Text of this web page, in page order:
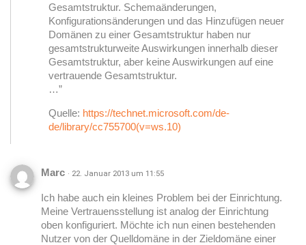
Gesamtstruktur. Schemaänderungen,
Konfigurationsänderungen und das Hinzufügen neuer
Domänen zu einer Gesamtstruktur haben nur
gesamtstrukturweite Auswirkungen innerhalb dieser
Gesamtstruktur, aber keine Auswirkungen auf eine
vertrauende Gesamtstruktur.
…”
Quelle: https://technet.microsoft.com/de-
de/library/cc755700(v=ws.10)
Marc · 22. Januar 2013 um 11:55
Ich habe auch ein kleines Problem bei der Einrichtung.
Meine Vertrauensstellung ist analog der Einrichtung
oben konfiguriert. Möchte ich nun einen bestehenden
Nutzer von der Quelldomäne in der Zieldomäne einer